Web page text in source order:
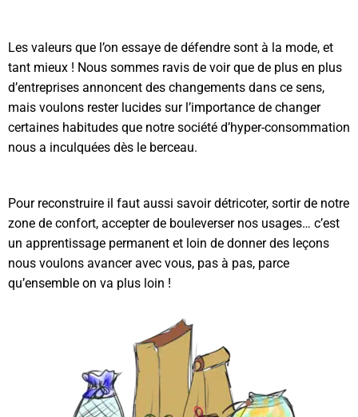
Les valeurs que l’on essaye de défendre sont à la mode, et
tant mieux ! Nous sommes ravis de voir que de plus en plus
d’entreprises annoncent des changements dans ce sens,
mais voulons rester lucides sur l’importance de changer
certaines habitudes que notre société d’hyper-consommation
nous a inculquées dès le berceau.
Pour reconstruire il faut aussi savoir détricoter, sortir de notre
zone de confort, accepter de bouleverser nos usages… c’est
un apprentissage permanent et loin de donner des leçons
nous voulons avancer avec vous, pas à pas, parce
qu’ensemble on va plus loin !